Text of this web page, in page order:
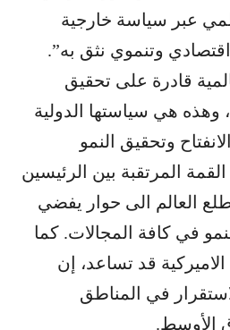
عبر سياسة خارجية
وتنموي نثق به”.
قادرة على تحقيق
وهذه هي سياستها الدولية
وتحقيق النمو
المرتقبة بين الرئيسين
العالم الى حوار يفضي
في كافة المجالات. كما
الاميركية قد تساعد، إن
في المناطق
الأوسط.